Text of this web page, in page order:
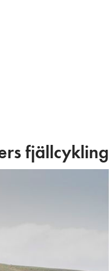
fjällcykling